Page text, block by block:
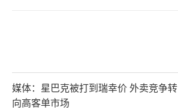
媒体：星巴克被打到瑞幸价 外卖竞争转
向高客单市场